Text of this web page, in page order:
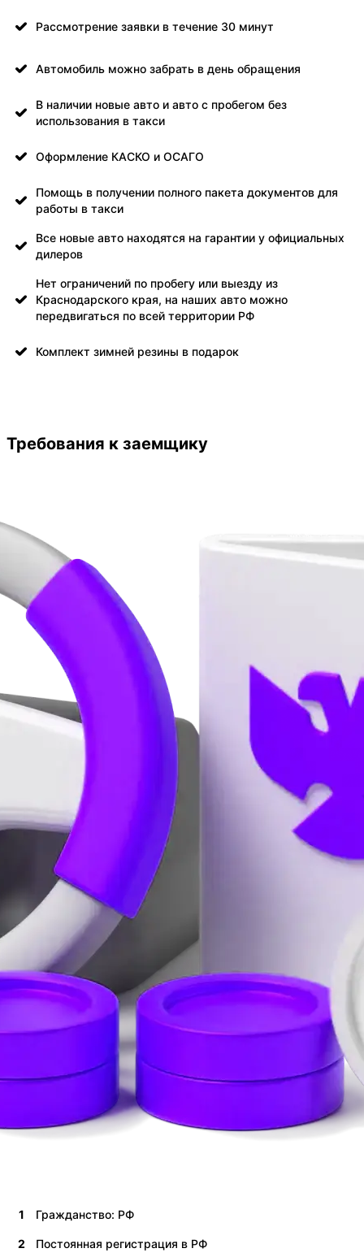
Рассмотрение заявки в течение 30 минут
Автомобиль можно забрать в день обращения
В наличии новые авто и авто с пробегом без
использования в такси
Оформление КАСКО и ОСАГО
Помощь в получении полного пакета документов для
работы в такси
Все новые авто находятся на гарантии у официальных
дилеров
Нет ограничений по пробегу или выезду из
Краснодарского края, на наших авто можно
передвигаться по всей территории РФ
Комплект зимней резины в подарок
Требования к заемщику
1 Гражданство: РФ
2 Постоянная регистрация в РФ